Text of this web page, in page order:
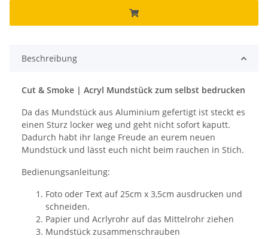
Beschreibung
Cut & Smoke | Acryl Mundstück zum selbst bedrucken
Da das Mundstück aus Aluminium gefertigt ist steckt es
einen Sturz locker weg und geht nicht sofort kaputt.
Dadurch habt ihr lange Freude an eurem neuen
Mundstück und lässt euch nicht beim rauchen in Stich.
Bedienungsanleitung:
Foto oder Text auf 25cm x 3,5cm ausdrucken und
schneiden.
Papier und Acrlyrohr auf das Mittelrohr ziehen
Mundstück zusammenschrauben